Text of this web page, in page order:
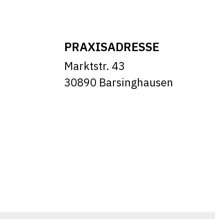
PRAXISADRESSE
Marktstr. 43
30890 Barsinghausen